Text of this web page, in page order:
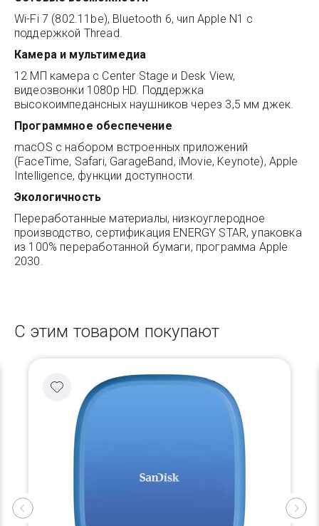
Wi-Fi 7 (802.11be), Bluetooth 6, чип Apple N1 с
поддержкой Thread.
Камера и мультимедиа
12 МП камера с Center Stage и Desk View,
видеозвонки 1080p HD. Поддержка
высокоимпедансных наушников через 3,5 мм джек.
Программное обеспечение
macOS с набором встроенных приложений
(FaceTime, Safari, GarageBand, iMovie, Keynote), Apple
Intelligence, функции доступности.
Экологичность
Переработанные материалы, низкоуглеродное
производство, сертификация ENERGY STAR, упаковка
из 100% переработанной бумаги, программа Apple
2030.
С этим товаром покупают